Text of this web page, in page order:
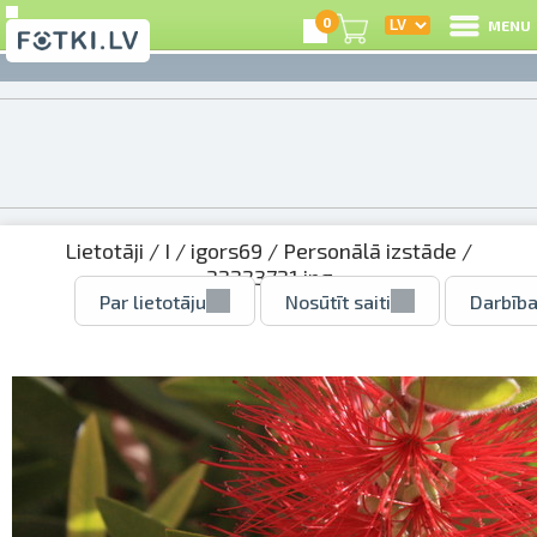
0 MENU
Lietotāji / I / igors69 / Personālā izstāde /
32223721.jpg
Par lietotāju Nosūtīt saiti